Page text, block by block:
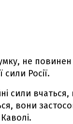
не повинен
сили Росії.
сили
вони